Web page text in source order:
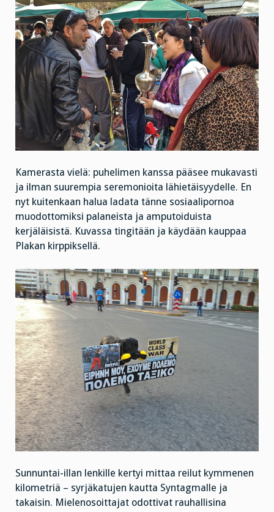
Kamerasta vielä: puhelimen kanssa pääsee mukavasti
ja ilman suurempia seremonioita lähietäisyydelle. En
nyt kuitenkaan halua ladata tänne sosiaalipornoa
muodottomiksi palaneista ja amputoiduista
kerjäläisistä. Kuvassa tingitään ja käydään kauppaa
Plakan kirppiksellä.
Sunnuntai-illan lenkille kertyi mittaa reilut kymmenen
kilometriä – syrjäkatujen kautta Syntagmalle ja
takaisin. Mielenosoittajat odottivat rauhallisina